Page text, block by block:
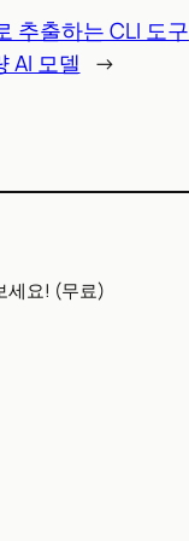
추출하는 CLI 도구
AI 모델
→
세요! (무료)